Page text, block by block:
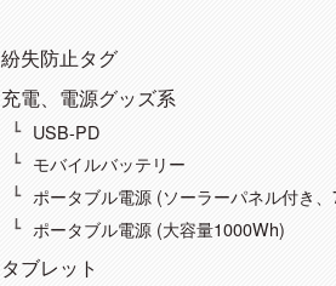
紛失防止タグ
充電、電源グッズ系
USB-PD
モバイルバッテリー
ポータブル電源 (ソーラーパネル付き
ポータブル電源 (大容量1000Wh)
タブレット